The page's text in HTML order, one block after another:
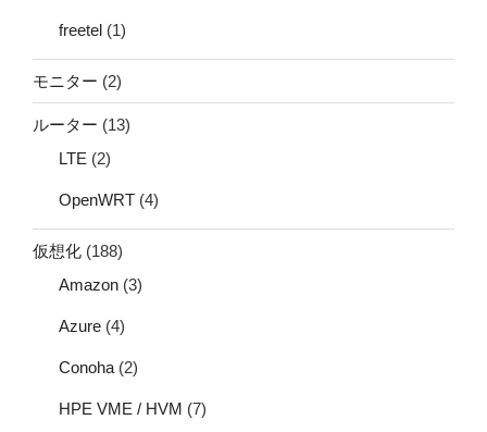
freetel (1)
モニター (2)
ルーター (13)
LTE (2)
OpenWRT (4)
仮想化 (188)
Amazon (3)
Azure (4)
Conoha (2)
HPE VME / HVM (7)